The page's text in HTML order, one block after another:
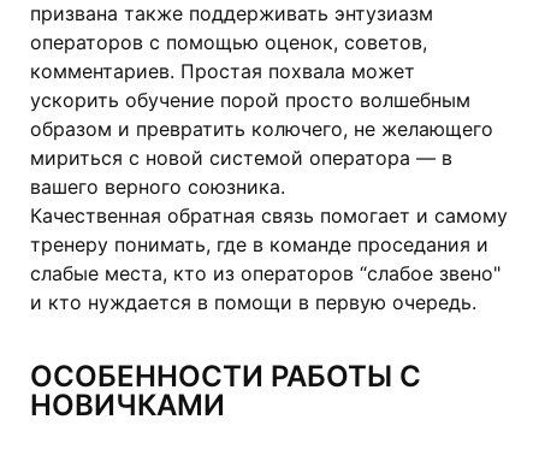
призвана также поддерживать энтузиазм
операторов с помощью оценок, советов,
комментариев. Простая похвала может
ускорить обучение порой просто волшебным
образом и превратить колючего, не желающего
мириться с новой системой оператора — в
вашего верного союзника.
Качественная обратная связь помогает и самому
тренеру понимать, где в команде проседания и
слабые места, кто из операторов “слабое звено"
и кто нуждается в помощи в первую очередь.
ОСОБЕННОСТИ РАБОТЫ С
НОВИЧКАМИ